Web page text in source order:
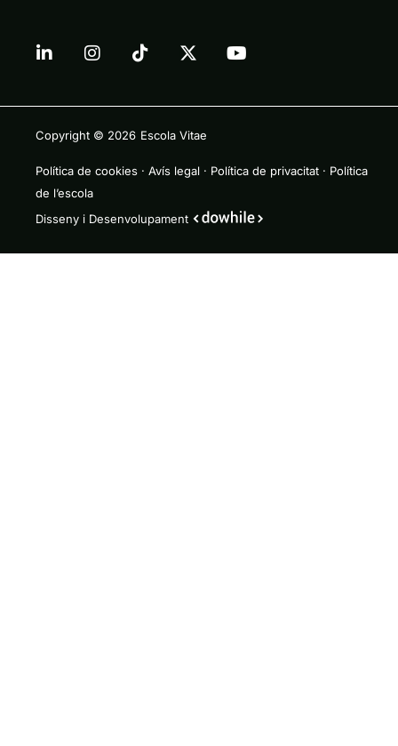
Copyright © 2026 Escola Vitae
Política de cookies · Avís legal · Política de privacitat · Política
de l’escola
Disseny i Desenvolupament